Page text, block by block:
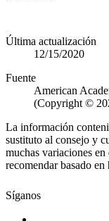
Última actualización
12/15/2020
Fuente
American
(Copyright ©
La información
sustituto al consejo y
muchas variaciones
recomendar basado
Síganos